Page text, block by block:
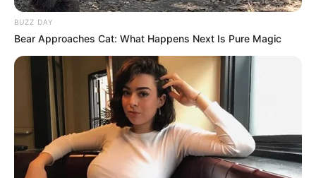
BUZZ DAY
Bear Approaches Cat: What Happens Next Is Pure Magic